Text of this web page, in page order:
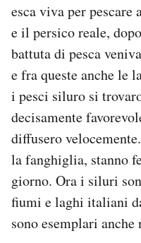
esca viva per
e il persico reale,
battuta di pesca
e fra queste anche le
i pesci siluro si
decisamente
diffusero
la fanghiglia, stanno
giorno. Ora i siluri
fiumi e laghi italiani
sono esemplari anche